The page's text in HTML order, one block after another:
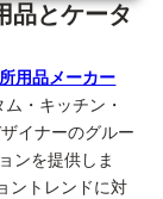
品とケータ
用品メーカー
・キッチン・
イナーのグルー
ンを提供しま
ントレンドに対